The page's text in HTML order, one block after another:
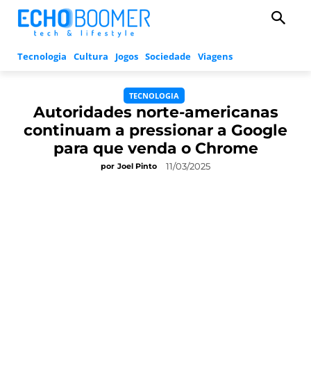
Tecnologia Cultura Jogos Sociedade Viagens
TECNOLOGIA
Autoridades norte-americanas
continuam a pressionar a Google
para que venda o Chrome
por Joel Pinto 11/03/2025